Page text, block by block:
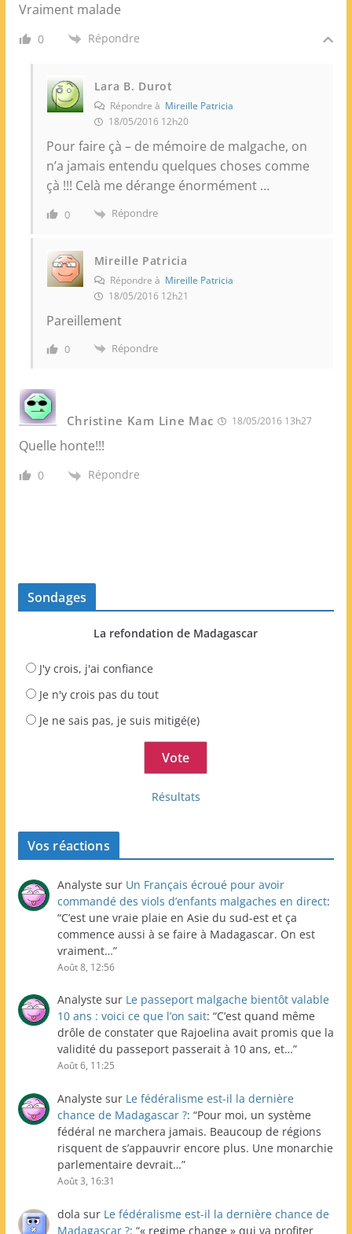
Vraiment malade
0 Répondre
Lara B. Durot
Répondre à Mireille Patricia
18/05/2016 12h20
Pour faire çà – de mémoire de malgache, on
n’a jamais entendu quelques choses comme
çà !!! Celà me dérange énormément …
0 Répondre
Mireille Patricia
Répondre à Mireille Patricia
18/05/2016 12h21
Pareillement
0 Répondre
Christine Kam Line Mac 18/05/2016 13h27
Quelle honte!!!
0 Répondre
Sondages
La refondation de Madagascar
J'y crois, j'ai confiance
Je n'y crois pas du tout
Je ne sais pas, je suis mitigé(e)
Résultats
Vos réactions
Analyste sur Un Français écroué pour avoir
commandé des viols d’enfants malgaches en direct:
“C’est une vraie plaie en Asie du sud-est et ça
commence aussi à se faire à Madagascar. On est
vraiment…”
Août 8, 12:56
Analyste sur Le passeport malgache bientôt valable
10 ans : voici ce que l’on sait: “C’est quand même
drôle de constater que Rajoelina avait promis que la
validité du passeport passerait à 10 ans, et…”
Août 6, 11:25
Analyste sur Le fédéralisme est-il la dernière
chance de Madagascar ?: “Pour moi, un système
fédéral ne marchera jamais. Beaucoup de régions
risquent de s’appauvrir encore plus. Une monarchie
parlementaire devrait…”
Août 3, 16:31
dola sur Le fédéralisme est-il la dernière chance de
Madagascar ?: “« regime change » qui va profiter